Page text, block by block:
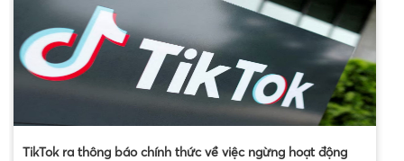
TikTok ra thông báo chính thức về việc ngừng hoạt động